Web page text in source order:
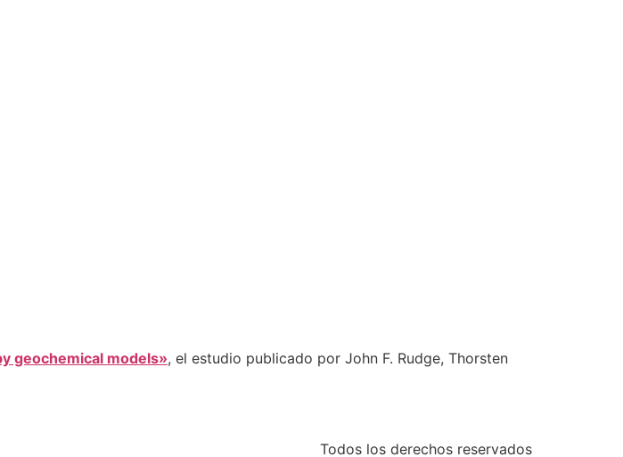
geochemical models», el estudio publicado por John F. Rudge, Thorsten
Todos los derechos reservados